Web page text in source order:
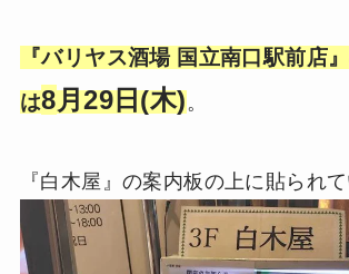
『バリヤス酒場 国立南口駅前店』
は8月29日(木)。
『白木屋』の案内板の上に貼られ